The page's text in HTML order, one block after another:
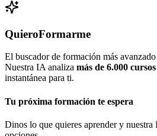
QuieroFormarme
El buscador de formación más
Nuestra IA analiza más de 6.000 cursos
instantánea para ti.
Tu próxima formación te espera
Dinos lo que quieres aprender y nuestra